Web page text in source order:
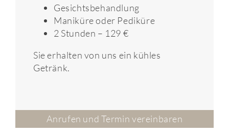
Gesichtsbehandlung
Maniküre oder Pediküre
2 Stunden – 129 €
Sie erhalten von uns ein kühles
Getränk.
Anrufen und Termin vereinbaren